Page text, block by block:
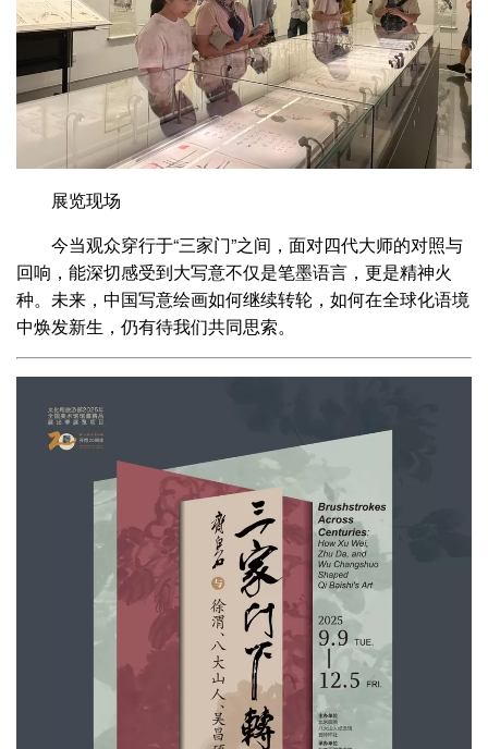
展览现场
今当观众穿行于“三家门”之间，面对四代大师的对照与
回响，能深切感受到大写意不仅是笔墨语言，更是精神火
种。未来，中国写意绘画如何继续转轮，如何在全球化语境
中焕发新生，仍有待我们共同思索。